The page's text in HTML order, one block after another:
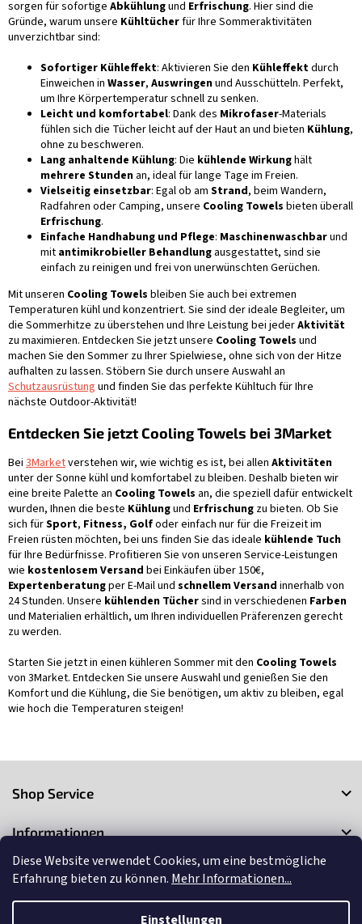
Diese Website verwendet Cookies, um eine bestmögliche
Erfahrung bieten zu können. Mehr Informationen...
Einstellungen
sorgen für sofortige Abkühlungund Erfrischung. Hier sind die
Gründe, warum unsere Kühltücherfür Ihre Sommeraktivitäten
unverzichtbar sind:
Sofortiger Kühleffekt: Aktivieren Sie den Kühleffektdurch
Einweichen in Wasser, Auswringenund Ausschütteln. Perfekt,
um Ihre Körpertemperatur schnell zu senken.
Leicht und komfortabel: Dank des Mikrofaser-Materials
fühlen sich die Tücher leicht auf der Haut an und bieten Kühlung,
ohne zu beschweren.
Lang anhaltende Kühlung: Die kühlende Wirkunghält
mehrere Stunden an, ideal für lange Tage im Freien.
Vielseitig einsetzbar: Egal ob am Strand, beim Wandern,
Radfahren oder Camping, unsere Cooling Towels bieten überall
Erfrischung.
Einfache Handhabung und Pflege: Maschinenwaschbarund
mit antimikrobieller Behandlung ausgestattet, sind sie
einfach zu reinigen und frei von unerwünschten Gerüchen.
Mit unseren Cooling Towels bleiben Sie auch bei extremen
Temperaturen kühl und konzentriert. Sie sind der ideale Begleiter, um
die Sommerhitze zu überstehen und Ihre Leistung bei jederAktivität
zu maximieren. Entdecken Sie jetzt unsere Cooling Towels und
machen Sie den Sommer zu Ihrer Spielwiese, ohne sich von der Hitze
aufhalten zu lassen. Stöbern Sie durch unsere Auswahl an
Schutzausrüstung und finden Sie das perfekte Kühltuch für Ihre
nächste Outdoor-Aktivität!
Entdecken Sie jetzt Cooling Towels bei 3Market
Bei 3Marketverstehen wir, wie wichtig es ist, bei allen Aktivitäten
unter der Sonne kühl und komfortabel zu bleiben. Deshalb bieten wir
eine breite Palette an Cooling Towels an, die speziell dafür entwickelt
wurden, Ihnen die beste Kühlungund Erfrischung zu bieten. Ob Sie
sich fürSport, Fitness, Golfoder einfach nur für die Freizeit im
Freien rüsten möchten, bei uns finden Sie das ideale kühlende Tuch
für Ihre Bedürfnisse. Profitieren Sie von unseren Service-Leistungen
wie kostenlosem Versand bei Einkäufen über 150€,
Expertenberatungper E-Mail und schnellem Versand innerhalb von
24 Stunden. Unsere kühlenden Tüchersind in verschiedenen Farben
und Materialien erhältlich, um Ihren individuellen Präferenzen gerecht
zu werden.
Starten Sie jetzt in einen kühleren Sommer mit den Cooling Towels
von 3Market. Entdecken Sie unsere Auswahl und genießen Sie den
Komfort und die Kühlung, die Sie benötigen, um aktiv zu bleiben, egal
wie hoch die Temperaturen steigen!
e
Shop Service
Informationen
Kontakt